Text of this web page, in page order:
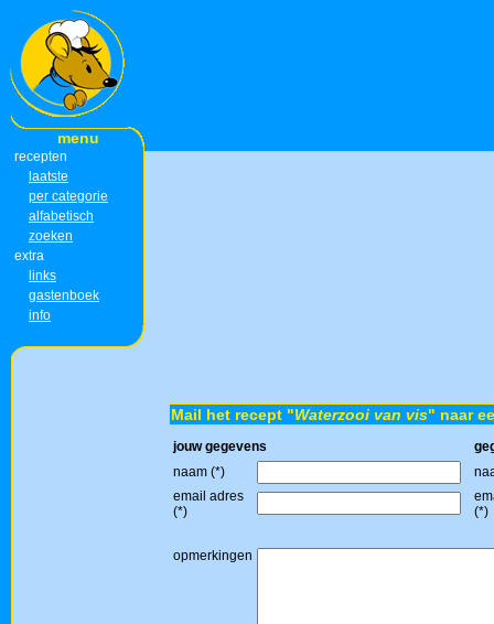
menu
recepten
laatste
per categorie
alfabetisch
zoeken
extra
links
gastenboek
info
Mail het recept "Waterzooi van vis" naar
jouw gegevens
naam (*)
email adres
(*)
(*)
opmerkingen